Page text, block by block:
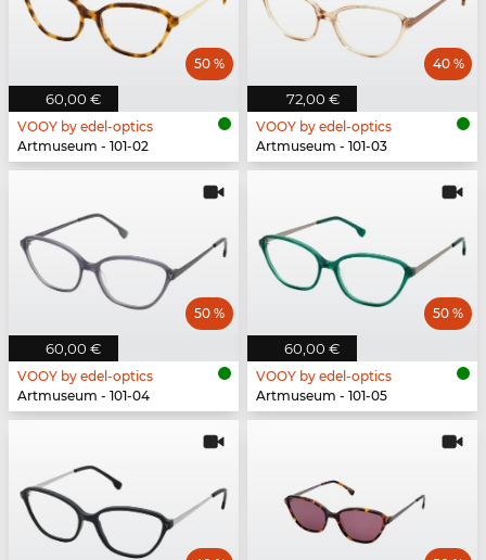
60,00 €
50 %
VOOY by edel-optics
Artmuseum - 101-02
72,00 €
40 %
VOOY by edel-optics
Artmuseum - 101-03
60,00 €
50 %
VOOY by edel-optics
Artmuseum - 101-04
60,00 €
50 %
VOOY by edel-optics
Artmuseum - 101-05